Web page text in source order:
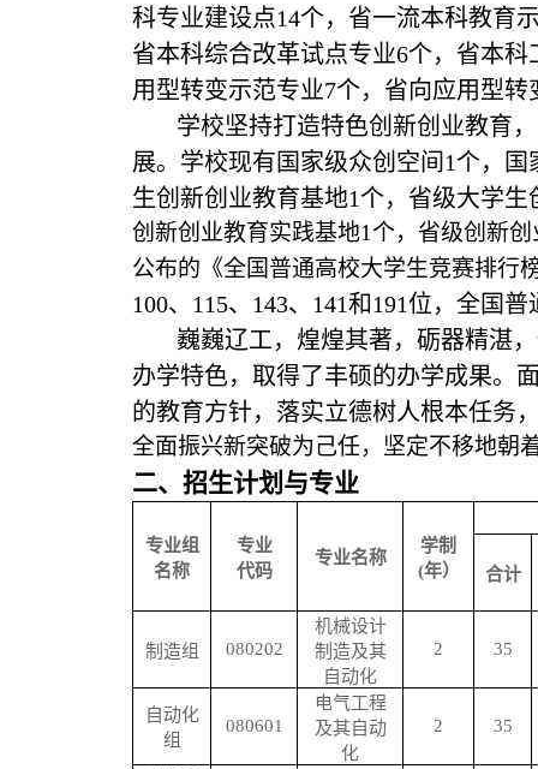
科专业建设点14个，省一流本科教育
省本科综合改革试点专业6个，省本
用型转变示范专业7个，省向应用型转
学校坚持打造特色创新创业教育
展。学校现有国家级众创空间1个，
生创新创业教育基地1个，省级大学
创新创业教育实践基地1个，省级创新
公布的《全国普通高校大学生竞赛排行
100、115、143、141和191位，全国
巍巍辽工，煌煌其著，砺器精湛
办学特色，取得了丰硕的办学成果。
的教育方针，落实立德树人根本任务
全面振兴新突破为己任，坚定不移地朝
二、招生计划与专业
专业组
名称
专业
代码
专业名称
学制
(年）
合计
制造组 080202
机械设计
制造及其
自动化
2 35
自动化
组
080601
电气工程
及其自动
化
2 35